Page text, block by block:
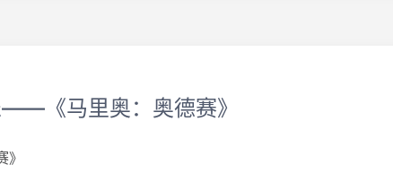
《马里奥：奥德赛》
》